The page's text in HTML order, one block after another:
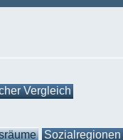
Vergleich
Sozialregionen